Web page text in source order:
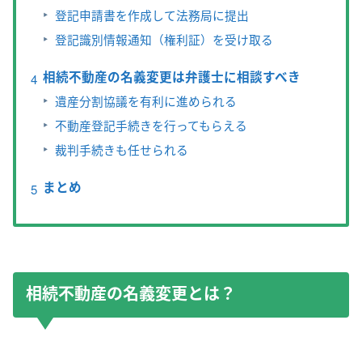
登記申請書を作成して法務局に提出
登記識別情報通知（権利証）を受け取る
相続不動産の名義変更は弁護士に相談すべき
遺産分割協議を有利に進められる
不動産登記手続きを行ってもらえる
裁判手続きも任せられる
まとめ
相続不動産の名義変更とは？